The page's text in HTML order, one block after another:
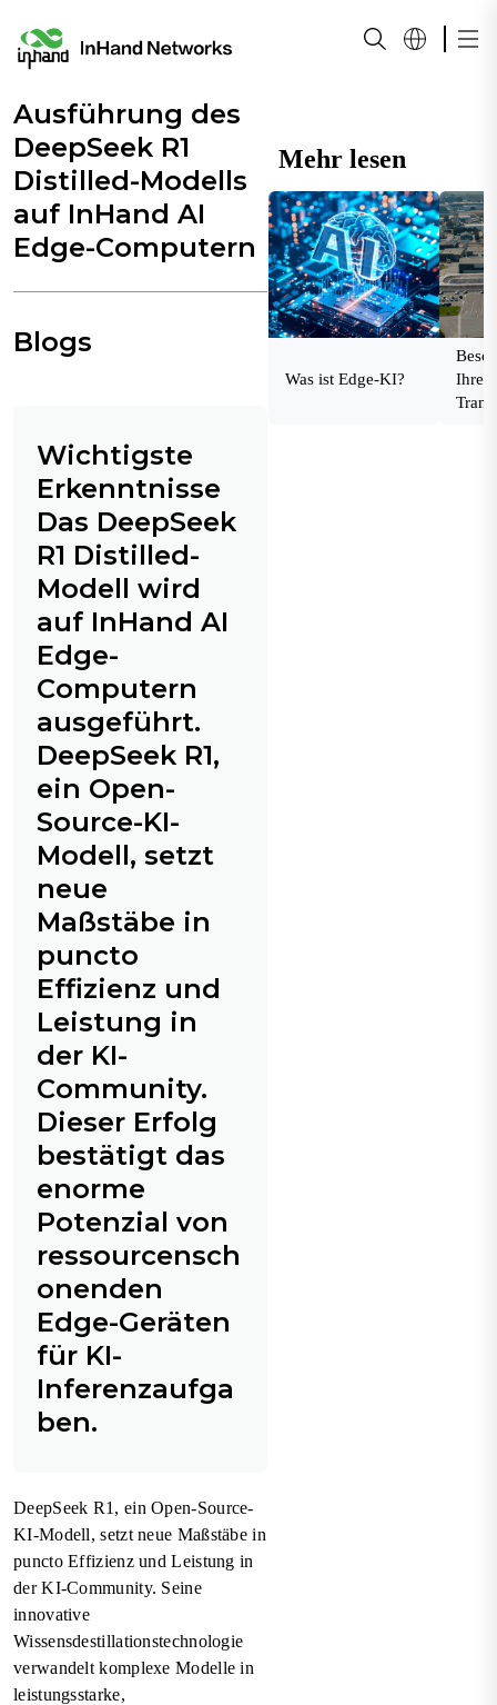
Ausführung des
DeepSeek R1
Distilled-Modells
auf InHand AI
Edge-Computern
Blogs
Wichtigste
Erkenntnisse
Das DeepSeek
R1 Distilled-
Modell wird
auf InHand AI
Edge-
Computern
ausgeführt.
DeepSeek R1,
ein Open-
Source-KI-
Modell, setzt
neue
Maßstäbe in
puncto
Effizienz und
Leistung in
der KI-
Community.
Dieser Erfolg
bestätigt das
enorme
Potenzial von
ressourcensch
onenden
Edge-Geräten
für KI-
Inferenzaufga
ben.
DeepSeek R1, ein Open-Source-
KI-Modell, setzt neue Maßstäbe in
puncto Effizienz und Leistung in
der KI-Community. Seine
innovative
Wissensdestillationstechnologie
verwandelt komplexe Modelle in
leistungsstarke,
Mehr lesen
Was ist Edge-KI?
Ihre